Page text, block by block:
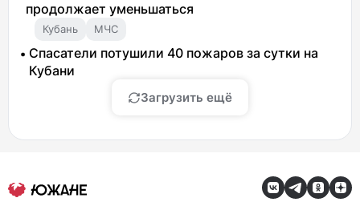
продолжает уменьшаться
Кубань МЧС
Спасатели потушили 40 пожаров за сутки на
Кубани
Загрузить ещё